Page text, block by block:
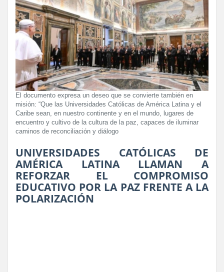
El documento expresa un deseo que se convierte también en
misión: “Que las Universidades Católicas de América Latina y el
Caribe sean, en nuestro continente y en el mundo, lugares de
encuentro y cultivo de la cultura de la paz, capaces de iluminar
caminos de reconciliación y diálogo
UNIVERSIDADES CATÓLICAS DE
AMÉRICA LATINA LLAMAN A
REFORZAR EL COMPROMISO
EDUCATIVO POR LA PAZ FRENTE A LA
POLARIZACIÓN